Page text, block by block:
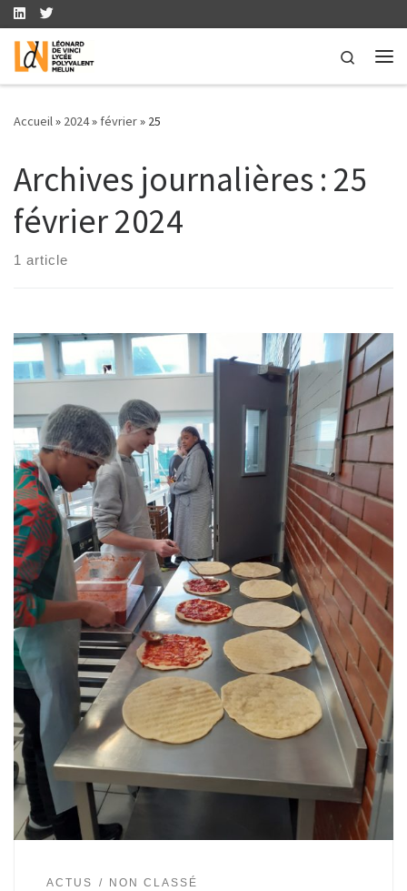
Skip to content
Search
Accueil» 2024» février» 25
Archives journalières : 25
février 2024
1 article
ACTUS NON CLASSÉ